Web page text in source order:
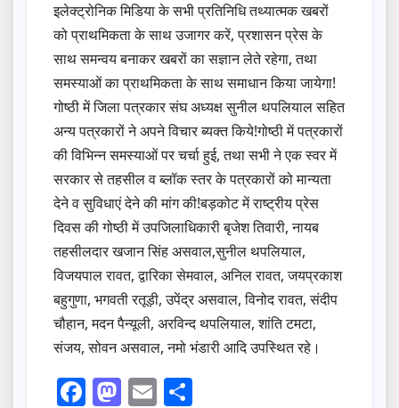
इलेक्ट्रोनिक मिडिया के सभी प्रतिनिधि तथ्यात्मक खबरों
को प्राथमिकता के साथ उजागर करें, प्रशासन प्रेस के
साथ समन्वय बनाकर खबरों का सज्ञान लेते रहेगा, तथा
समस्याओं का प्राथमिकता के साथ समाधान किया जायेगा!
गोष्ठी में जिला पत्रकार संघ अध्यक्ष सुनील थपलियाल सहित
अन्य पत्रकारों ने अपने विचार ब्यक्त किये!गोष्ठी में पत्रकारों
की विभिन्न समस्याओं पर चर्चा हुई, तथा सभी ने एक स्वर में
सरकार से तहसील व ब्लॉक स्तर के पत्रकारों को मान्यता
देने व सुविधाएं देने की मांग की!बड़कोट में राष्ट्रीय प्रेस
दिवस की गोष्ठी में उपजिलाधिकारी बृजेश तिवारी, नायब
तहसीलदार खजान सिंह असवाल,सुनील थपलियाल,
विजयपाल रावत, द्वारिका सेमवाल, अनिल रावत, जयप्रकाश
बहुगुणा, भगवती रतूड़ी, उपेंद्र असवाल, विनोद रावत, संदीप
चौहान, मदन पैन्यूली, अरविन्द थपलियाल, शांति टमटा,
संजय, सोवन असवाल, नमो भंडारी आदि उपस्थित रहे।
F
M E